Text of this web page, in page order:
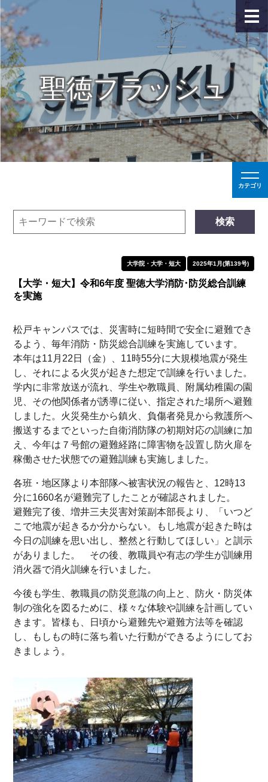
聖徳フラッシュ
カテゴリ
検索
大学院・大学・短大 2025年1月(第139号)
【大学・短大】令和6年度 聖徳大学消防･防災総合訓練
を実施
松戸キャンパスでは、災害時に短時間で安全に避難でき
るよう、毎年消防・防災総合訓練を実施しています。
本年は11月22日（金）、11時55分に大規模地震が発生
し、それによる火災が起きた想定で訓練を行いました。
学内に非常放送が流れ、学生や教職員、附属幼稚園の園
児、その他関係者が誘導に従い、指定された場所へ避難
しました。火災発生から鎮火、負傷者発見から救護所へ
搬送するまでといった自衛消防隊の初期対応の訓練に加
え、今年は７号館の避難経路に障害物を設置し防火扉を
稼働させた状態での避難訓練も実施しました。
各班・地区隊より本部隊へ被害状況の報告と、12時13
分に1660名が避難完了したことが確認されました。
避難完了後、増井三夫災害対策副本部長より、「いつど
こで地震が起きるか分からない。もし地震が起きた時は
今日の訓練を思い出し、整然と行動してほしい」と訓示
がありました。 その後、教職員や有志の学生が訓練用
消火器で消火訓練を行いました。
今後も学生、教職員の防災意識の向上と、防火・防災体
制の強化を図るために、様々な体験や訓練を計画してい
きます。皆様も、日頃から避難先や避難方法等を確認
し、もしもの時に落ち着いた行動ができるようにしてお
きましょう。